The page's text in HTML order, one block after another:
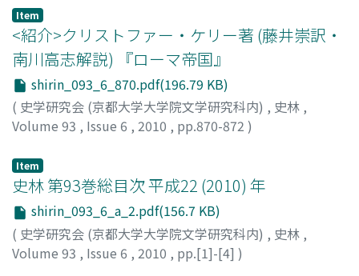
sanction of a curse would be applied. Cursing of a name
was a common practice in medieval Buddhism, but the
special characteristic of medieval Yamato temples was
the existence of the sanction of "confining a name" that
guaranteed the lifting of the determination of one
being an enemy of the temple by removing the name,
as the first stage of religious violence, and furthermore
the system of "temple law".
that there existed certain biases that reflected the
reports of the selectors and resulted in an emphasis on
the merchants of the southern Shinshu area and its
environs etc. These biases are analyzed in the light of a
comparison with the contents about Matsumoto that
are found in another directory, the Zenkoku shoko
jinmeiroku (National Directory of Commercial
was a typical nationwide trade directory at the time.
Matsumoto hanjoki is shown to cover retail shops and
small wholesalers whose customers also lived in the
vicinity in greater detail. Finally, this paper considers
the reasons behind the publication of hanjoki as an
urban trade directories in the late Meiji era throughout
Item
<紹介>クリストファー・ケリー著 (藤井崇訳・
南川高志解説) 『ローマ帝国』
shirin_093_6_870.pdf(196.79 KB)
( 史学研究会 (京都大学大学院文学研究科内) , 史林 ,
Volume 93 , Issue 6 , 2010 , pp.870-872 )
Item
史林 第93巻総目次 平成22 (2010) 年
shirin_093_6_a_2.pdf(156.7 KB)
( 史学研究会 (京都大学大学院文学研究科内) , 史林 ,
Volume 93 , Issue 6 , 2010 , pp.[1]-[4] )